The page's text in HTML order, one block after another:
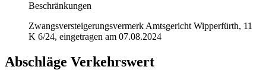
Beschränkungen
Zwangsversteigerungsvermerk Amtsgericht Wipperfürth, 11
K 6/24, eingetragen am 07.08.2024
Abschläge Verkehrswert